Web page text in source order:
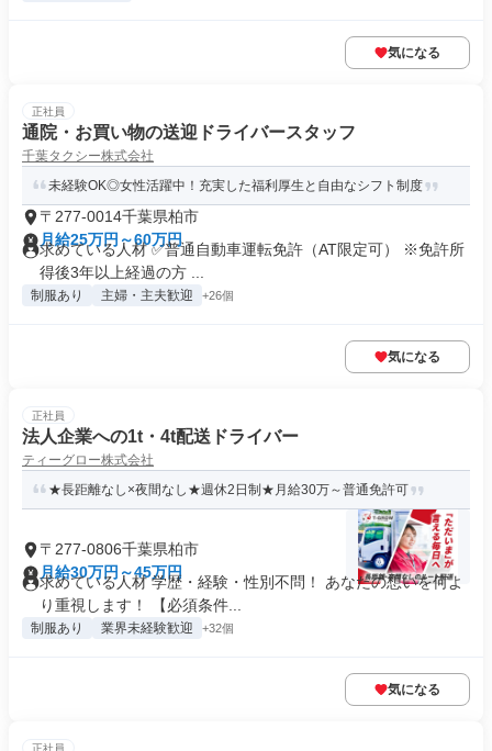
気になる
正社員
通院・お買い物の送迎ドライバースタッフ
千葉タクシー株式会社
未経験OK◎女性活躍中！充実した福利厚生と自由なシフト制度
〒277-0014千葉県柏市
月給25万円～60万円
求めている人材 ✅普通自動車運転免許（AT限定可） ※免許所
得後3年以上経過の方 ...
制服あり 主婦・主夫歓迎 +26個
気になる
正社員
法人企業への1t・4t配送ドライバー
ティーグロー株式会社
★長距離なし×夜間なし★週休2日制★月給30万～普通免許可
〒277-0806千葉県柏市
月給30万円～45万円
求めている人材 学歴・経験・性別不問！ あなたの想いを何よ
り重視します！ 【必須条件...
制服あり 業界未経験歓迎 +32個
気になる
正社員